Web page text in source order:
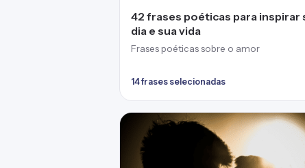
42 frases poéticas para inspirar
dia e sua vida
Frases poéticas sobre o amor
14 frases selecionadas